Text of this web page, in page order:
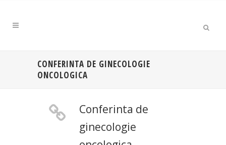
CONFERINTA DE GINECOLOGIE
ONCOLOGICA
Conferinta de
ginecologie